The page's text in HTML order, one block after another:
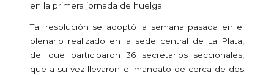
en la primera jornada de huelga.
Tal resolución se adoptó la semana pasada en el
plenario realizado en la sede central de La Plata,
del que participaron 36 secretarios seccionales,
que a su vez llevaron el mandato de cerca de dos